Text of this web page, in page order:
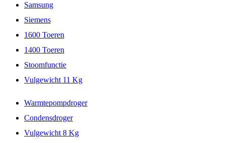
Samsung
Siemens
1600 Toeren
1400 Toeren
Stoomfunctie
Vulgewicht 11 Kg
Warmtepompdroger
Condensdroger
Vulgewicht 8 Kg